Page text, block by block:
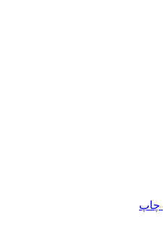
چاپ